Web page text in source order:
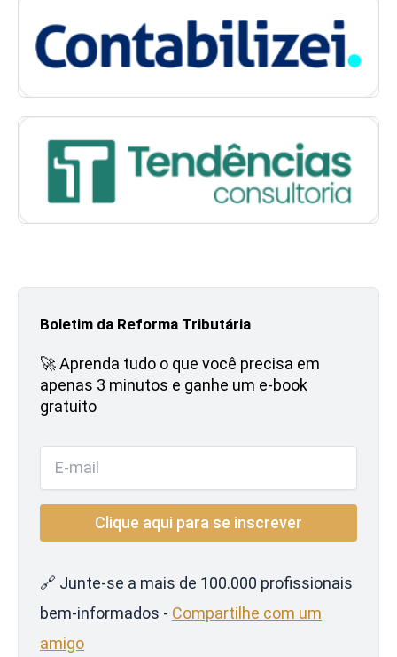
Boletim da Reforma Tributária
🚀 Aprenda tudo o que você precisa em
apenas 3 minutos e ganhe um e-book
gratuito
🔗 Junte-se a mais de 100.000 profissionais
bem-informados - Compartilhe com um
amigo